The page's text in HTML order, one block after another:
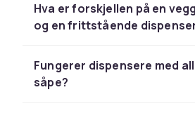
bruke med én hånd.
passer på benken eller
mer tilbehør.
Hva er forskjellen på en
og en frittstående
Fungerer dispensere med
såpe?